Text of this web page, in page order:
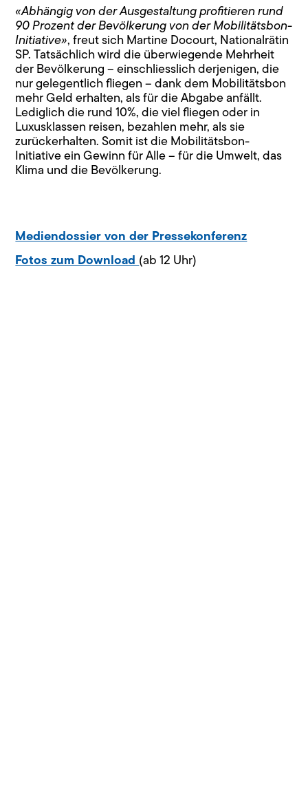
«Abhängig von der Ausgestaltung profitieren rund
90 Prozent der Bevölkerung von der Mobilitätsbon-
Initiative», freut sich Martine Docourt, Nationalrätin
SP. Tatsächlich wird die überwiegende Mehrheit
der Bevölkerung – einschliesslich derjenigen, die
nur gelegentlich fliegen – dank dem Mobilitätsbon
mehr Geld erhalten, als für die Abgabe anfällt.
Lediglich die rund 10%, die viel fliegen oder in
Luxusklassen reisen, bezahlen mehr, als sie
zurückerhalten. Somit ist die Mobilitätsbon-
Initiative ein Gewinn für Alle – für die Umwelt, das
Klima und die Bevölkerung.
Mediendossier von der Pressekonferenz
Fotos zum Download (ab 12 Uhr)